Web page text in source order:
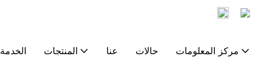
الخدمة المنتجات عنا حالات مركز المعلومات